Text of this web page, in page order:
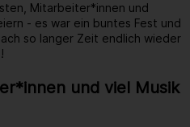
Mitarbeiter*innen und
- es war ein buntes Fest und
so langer Zeit endlich wieder
und viel Musik